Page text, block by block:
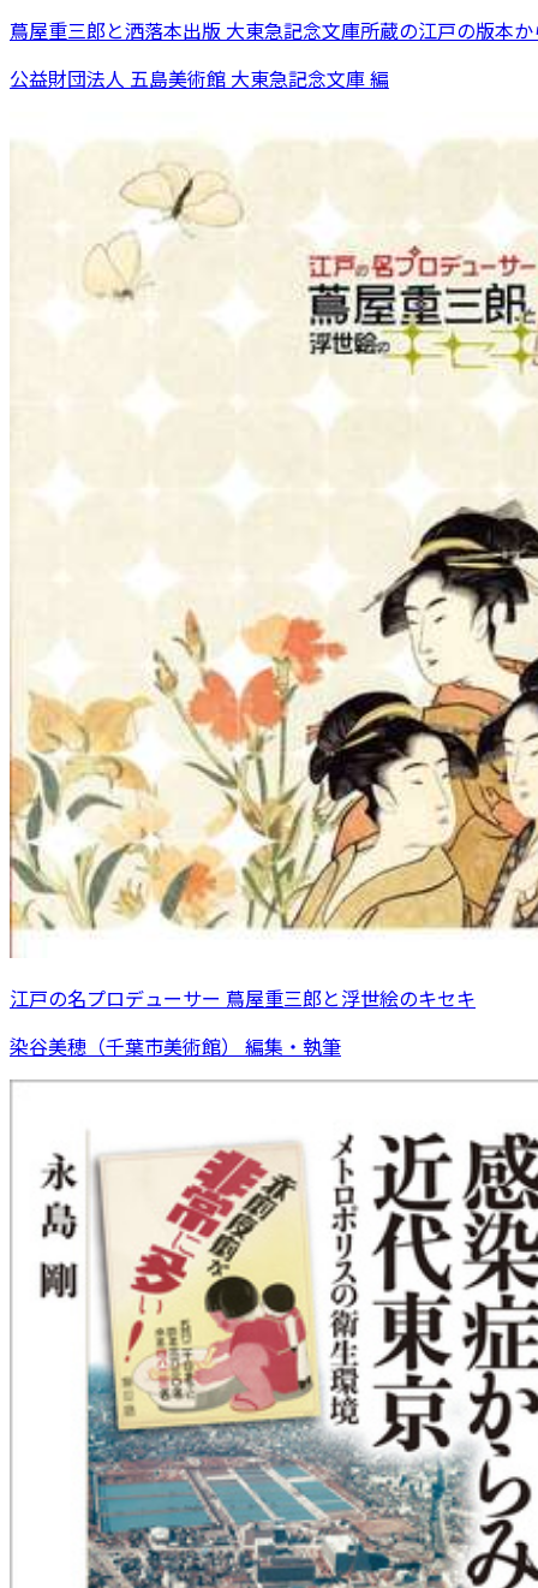
蔦屋重三郎と洒落本出版 大東急記念文庫所蔵の江戸の版本
公益財団法人 五島美術館 大東急記念文庫 編
江戸の名プロデューサー 蔦屋重三郎と浮世絵のキセキ
染谷美穂（千葉市美術館） 編集・執筆